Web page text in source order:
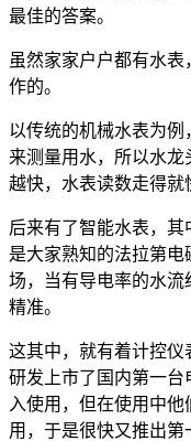
最佳的答案。
虽然家家户户都有水
作的。
以传统的机械水表为
来测量用水，所以水
越快，水表读数走得就
后来有了智能水表，
是大家熟知的法拉第
场，当有导电率的水流
精准。
这其中，就有着计控仪
研发上市了国内第一
入使用，但在使用中
用，于是很快又推出第